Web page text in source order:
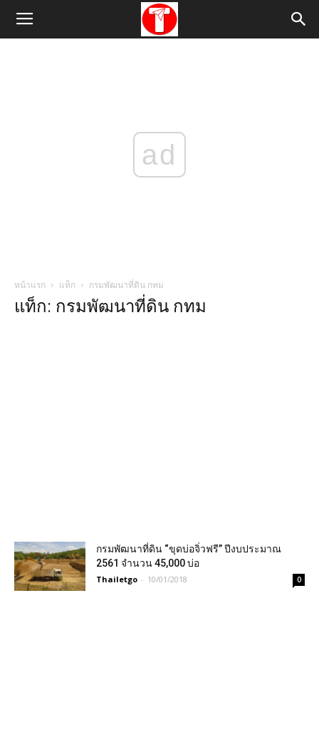
ad
หน้าแรก แท็ก กรมพัฒนาที่ดิน กทม
แท็ก: กรมพัฒนาที่ดิน กทม
กรมพัฒนาที่ดิน “ขุดบ่อจิ่วฟรี” ปีงบประมาณ
2561 จำนวน 45,000 บ่อ
Thailetgo - 10/01/2018 0